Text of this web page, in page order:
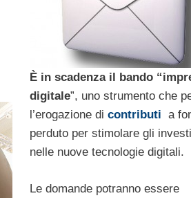
È in scadenza il bando
digitale”, uno strumento che
l’erogazione di contributi a
perduto per stimolare gli
nelle nuove tecnologie digitali.
Le domande potranno essere